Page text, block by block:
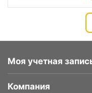
Моя учетная
Компания